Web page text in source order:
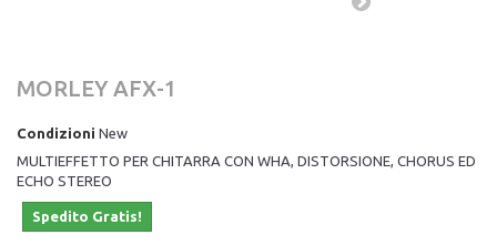
MORLEY AFX-1
Condizioni New
MULTIEFFETTO PER CHITARRA CON WHA, DISTORSIONE, CHORUS ED
ECHO STEREO
Spedito Gratis!